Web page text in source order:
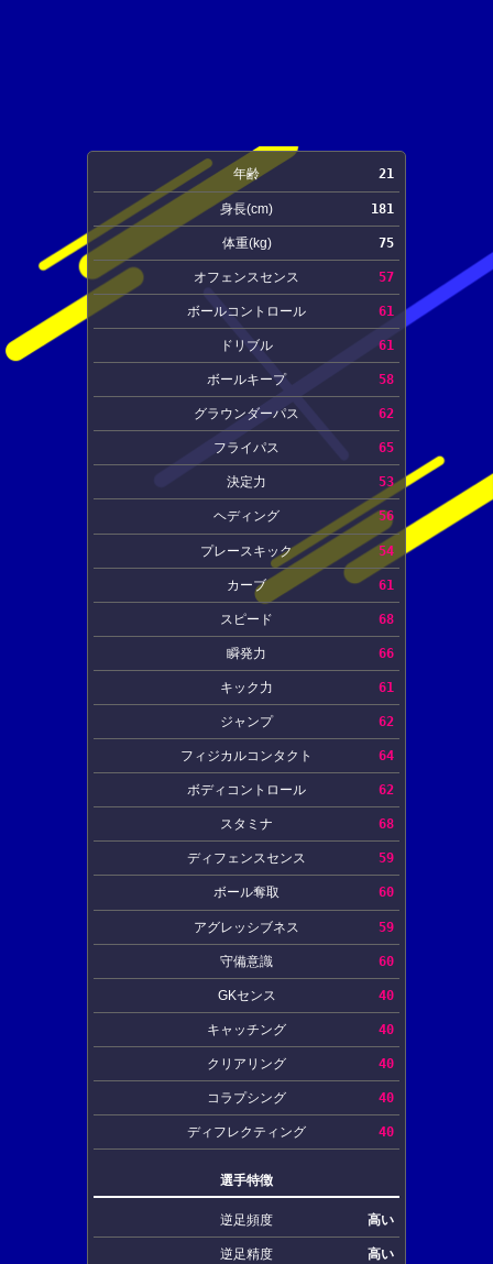
21
年齢
181
身長(cm)
75
体重(kg)
57
オフェンスセンス
61
ボールコントロール
61
ドリブル
58
ボールキープ
62
グラウンダーパス
65
フライパス
53
決定力
56
ヘディング
54
プレースキック
61
カーブ
68
スピード
66
瞬発力
61
キック力
62
ジャンプ
64
フィジカルコンタクト
62
ボディコントロール
68
スタミナ
59
ディフェンスセンス
60
ボール奪取
59
アグレッシブネス
60
守備意識
40
GKセンス
40
キャッチング
40
クリアリング
40
コラプシング
40
ディフレクティング
選手特徴
高い
逆足頻度
高い
逆足精度